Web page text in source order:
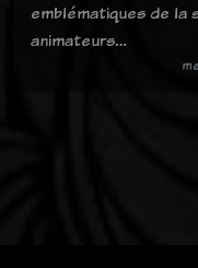
emblématiques de la
animateurs…